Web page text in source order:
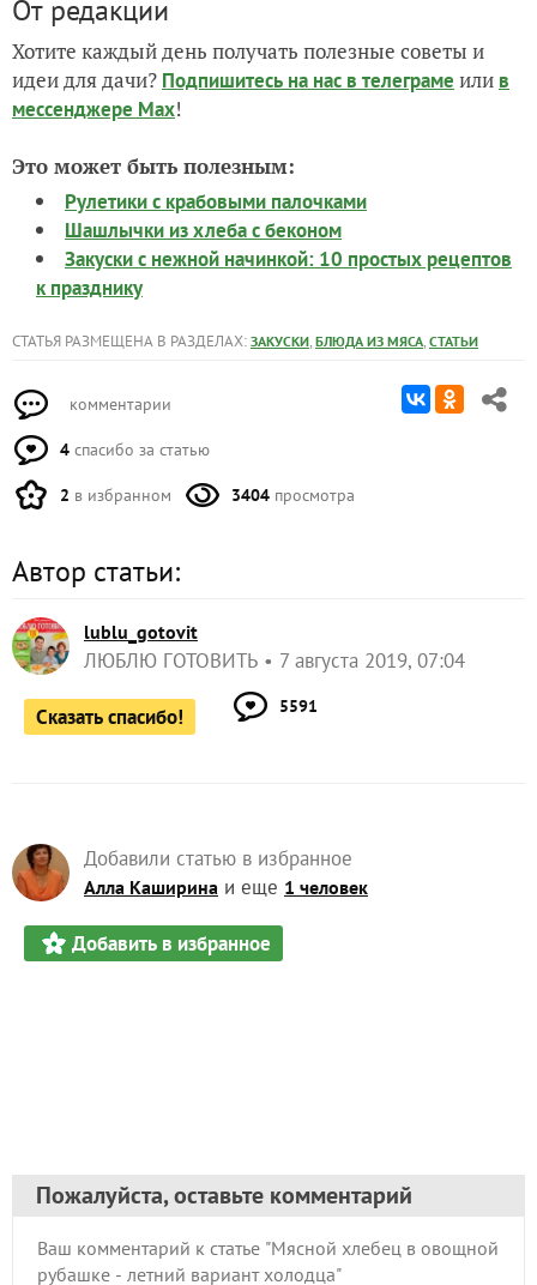
От редакции
Хотите каждый день получать полезные советы и
идеи для дачи? Подпишитесь на нас в телеграме или в
мессенджере Max!
Это может быть полезным:
Рулетики с крабовыми палочками
Шашлычки из хлеба с беконом
Закуски с нежной начинкой: 10 простых рецептов
к празднику
СТАТЬЯ РАЗМЕЩЕНА В РАЗДЕЛАХ: ЗАКУСКИ, БЛЮДА ИЗ МЯСА, СТАТЬИ
комментарии
4 спасибо за статью
2 в избранном 3404 просмотра
Автор статьи:
lublu_gotovit
ЛЮБЛЮ ГОТОВИТЬ 7 августа 2019, 07:04
Сказать спасибо! 5591
Добавили статью в избранное
Алла Каширина и еще 1 человек
Добавить в избранное
Пожалуйста, оставьте комментарий